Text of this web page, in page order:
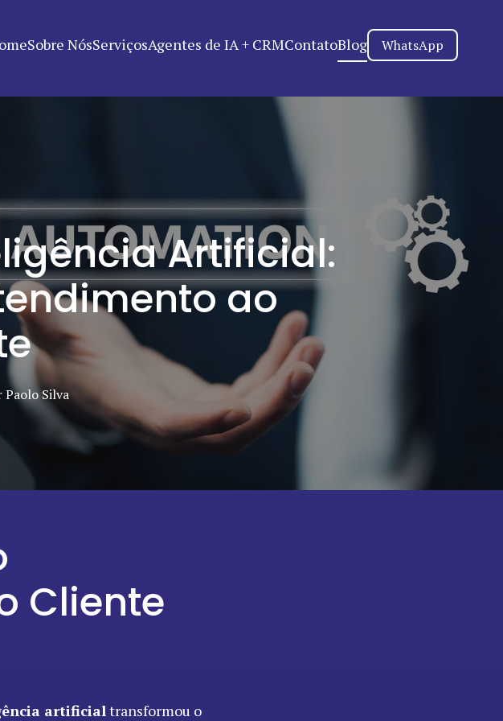
Sobre NósServiçosAgentes de IA + CRMContatoBlog WhatsApp
Artificial:
ao
PaoloSilva
Cliente
artificialtransformou o